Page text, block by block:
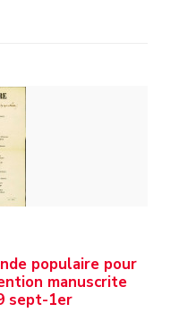
populaire pour
manuscrite
sept-1er